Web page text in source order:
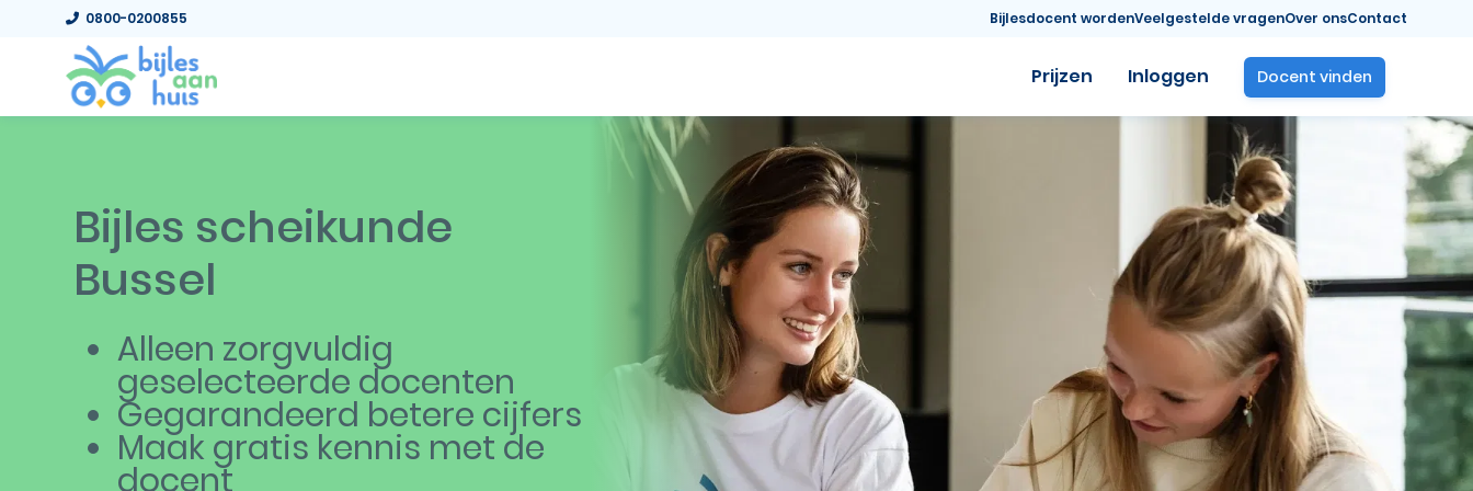
0800-0200855 Bijlesdocent wordenVeelgestelde vragenOver onsContact
Prijzen Inloggen Docent vinden
Bijles scheikunde
Bussel
Alleen zorgvuldig
geselecteerde docenten
Gegarandeerd betere cijfers
Maak gratis kennis met de
docent